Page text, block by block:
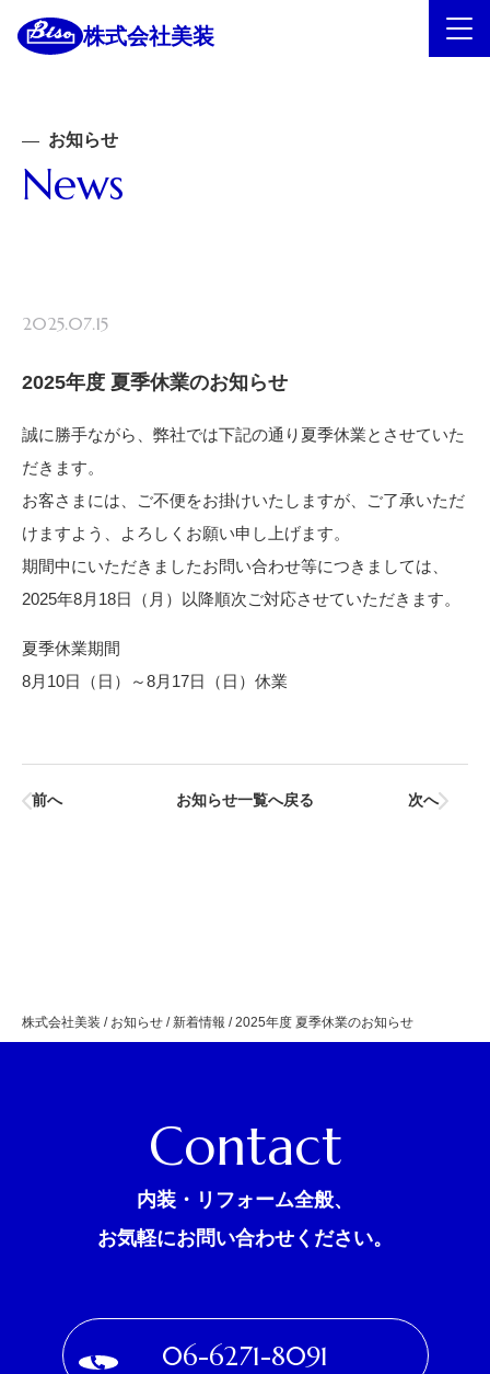
株式会社美装
お知らせ
News
2025.07.15
2025年度 夏季休業のお知らせ
誠に勝手ながら、弊社では下記の通り夏季休業とさせていた
だきます。
お客さまには、ご不便をお掛けいたしますが、ご了承いただ
けますよう、よろしくお願い申し上げます。
期間中にいただきましたお問い合わせ等につきましては、
2025年8月18日（月）以降順次ご対応させていただきます。
夏季休業期間
8月10日（日）～8月17日（日）休業
前へ お知らせ一覧へ戻る 次へ
株式会社美装 / お知らせ /新着情報 /2025年度 夏季休業のお知らせ
Contact
内装・リフォーム全般、
お気軽にお問い合わせください。
06-6271-8091